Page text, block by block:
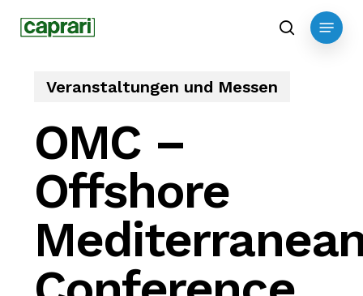
search
Menu
Veranstaltungen und Messen
OMC –
Offshore